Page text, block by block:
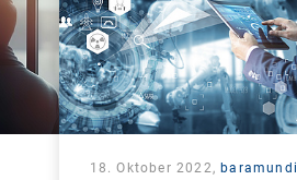
18. Oktober 2022,baramundi